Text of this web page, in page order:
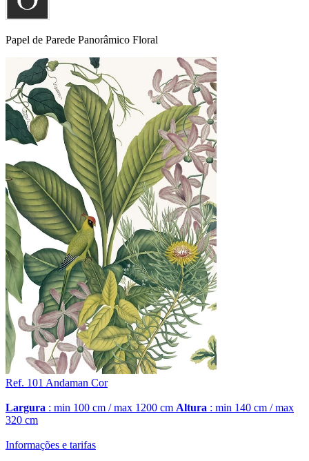
Papel de Parede Panorâmico Floral
Ref. 101 Andaman Cor
Largura : min 100 cm / max 1200 cm Altura : min 140 cm / max
320 cm
Informações e tarifas